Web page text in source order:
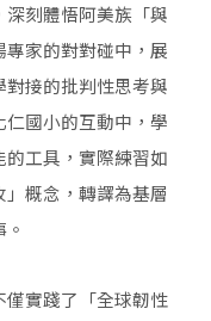
刻體悟阿美族「與
家的對對碰中，展
接的批判性思考與
國小的互動中，學
工具，實際練習如
概念，轉譯為基層
實踐了「全球韌性